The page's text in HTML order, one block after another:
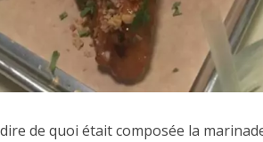
de quoi était composée la